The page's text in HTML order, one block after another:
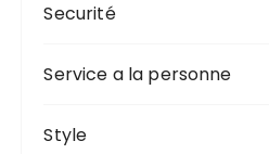
Securité
Service a la personne
Style